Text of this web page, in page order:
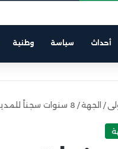
أحداث سياسة وطنية
/ الجهة/ 8 سنوات سجناً للمدير السابق لـ”العمران الشرق” في قضية فساد بـ611 مليون درهم”